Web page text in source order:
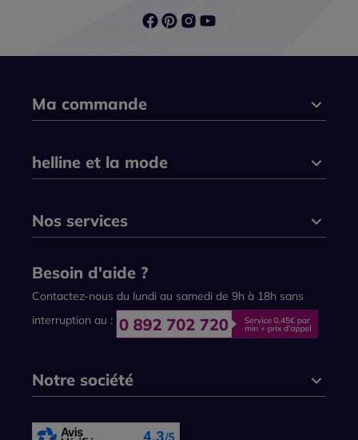
Ma commande
helline et la mode
Nos services
Besoin d'aide ?
Contactez-nous du lundi au samedi de 9h à 18h sans
interruption au :
Notre société